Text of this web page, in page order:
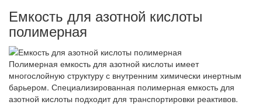
Емкость для азотной кислоты
полимерная
Полимерная емкость для азотной кислоты имеет
многослойную структуру с внутренним химически инертным
барьером. Специализированная полимерная емкость для
азотной кислоты подходит для транспортировки реактивов.